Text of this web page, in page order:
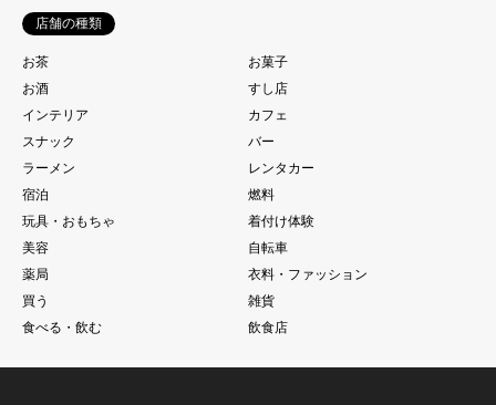
店舗の種類
お茶
お菓子
お酒
すし店
インテリア
カフェ
スナック
バー
ラーメン
レンタカー
宿泊
燃料
玩具・おもちゃ
着付け体験
美容
自転車
薬局
衣料・ファッション
買う
雑貨
食べる・飲む
飲食店